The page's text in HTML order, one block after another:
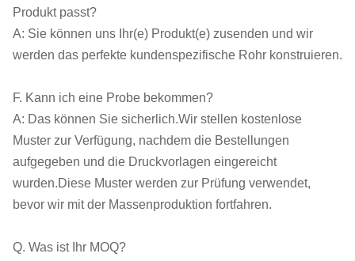
Produkt passt?
A: Sie können uns Ihr(e) Produkt(e) zusenden und wir
werden das perfekte kundenspezifische Rohr konstruieren.
F. Kann ich eine Probe bekommen?
A: Das können Sie sicherlich.Wir stellen kostenlose
Muster zur Verfügung, nachdem die Bestellungen
aufgegeben und die Druckvorlagen eingereicht
wurden.Diese Muster werden zur Prüfung verwendet,
bevor wir mit der Massenproduktion fortfahren.
Q. Was ist Ihr MOQ?